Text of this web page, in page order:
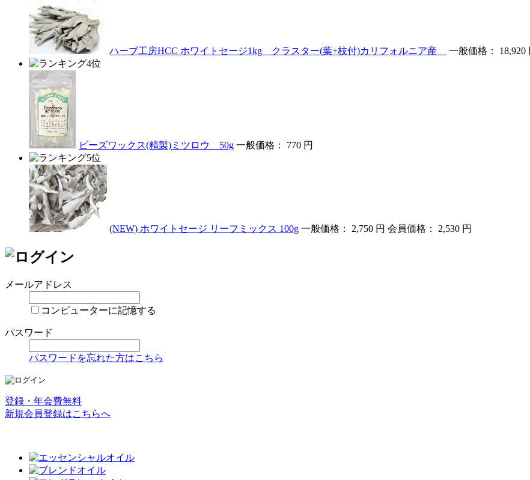
ハーブ工房HCC ホワイトセージ1kg クラスター(葉+枝付)カリフォルニア産 一般価格： 18,920
ビーズワックス(精製)ミツロウ 50g 一般価格： 770 円
(NEW) ホワイトセージ リーフミックス 100g 一般価格： 2,750 円 会員価格： 2,530 円
メールアドレス
コンピューターに記憶する
パスワード
パスワードを忘れた方はこちら
登録・年会費無料
新規会員登録はこちらへ